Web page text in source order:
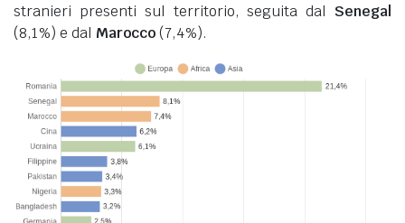
stranieri presenti sul territorio, seguita dal Senegal
(8,1%) e dal Marocco(7,4%).